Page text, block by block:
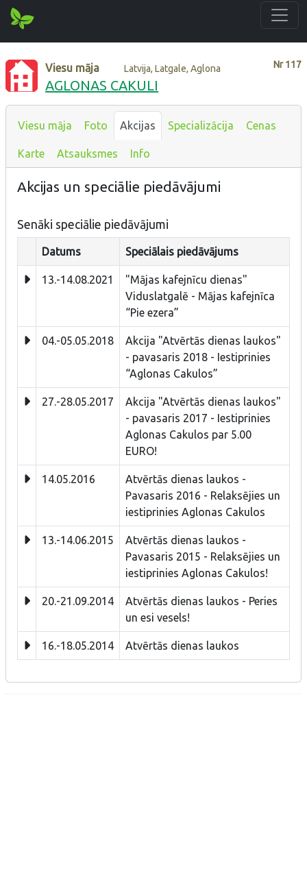
Nr117
Viesu māja Latvija, Latgale, Aglona
AGLONAS CAKULI
Viesu māja Foto Akcijas Specializācija Cenas
Karte Atsauksmes Info
Akcijas un speciālie piedāvājumi
Senāki speciālie piedāvājumi
Datums Speciālais piedāvājums
13.-14.08.2021
"Mājas kafejnīcu dienas"
Viduslatgalē - Mājas kafejnīca
“Pie ezera”
04.-05.05.2018
Akcija "Atvērtās dienas laukos"
- pavasaris 2018 - Iestiprinies
“Aglonas Cakulos”
27.-28.05.2017
Akcija "Atvērtās dienas laukos"
- pavasaris 2017 - Iestiprinies
Aglonas Cakulos par 5.00
EURO!
14.05.2016
Atvērtās dienas laukos -
Pavasaris 2016 - Relaksējies un
iestiprinies Aglonas Cakulos
13.-14.06.2015
Atvērtās dienas laukos -
Pavasaris 2015 - Relaksējies un
iestiprinies Aglonas Cakulos!
20.-21.09.2014
Atvērtās dienas laukos - Peries
un esi vesels!
16.-18.05.2014 Atvērtās dienas laukos